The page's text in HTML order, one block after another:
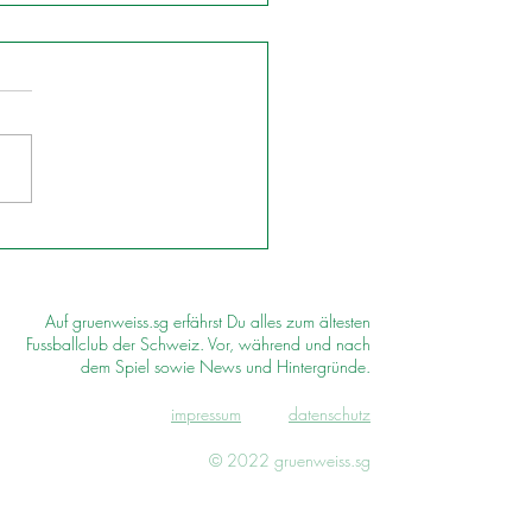
Auf gruenweiss.sg erfährst Du alles zum ältesten
Fussballclub der Schweiz. Vor, während und nach
dem Spiel sowie News und Hintergründe.
impressum datenschutz
© 2022 gruenweiss.sg